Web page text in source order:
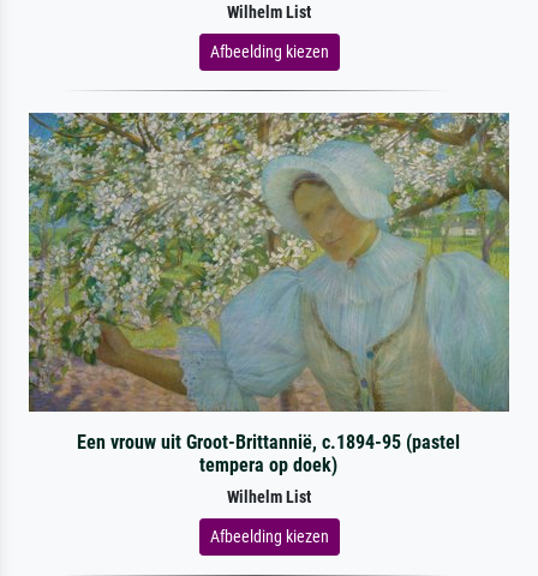
Wilhelm List
Afbeelding kiezen
Een vrouw uit Groot-Brittannië, c.1894-95 (pastel
tempera op doek)
Wilhelm List
Afbeelding kiezen